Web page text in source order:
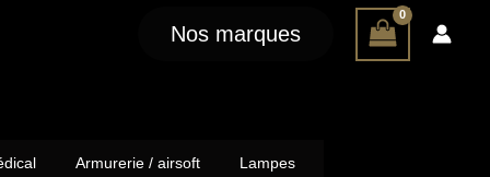
Nos marques
Armurerie / airsoft Lampes